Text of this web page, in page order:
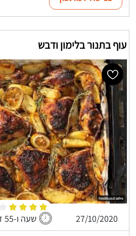
עוף בתנור בלימון ודבש
27/10/2020 שעה ו-55 דקות